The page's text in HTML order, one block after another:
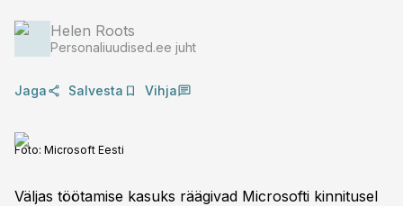
Helen Roots
Personaliuudised.ee juht
Jaga Salvesta Vihja
Foto: Microsoft Eesti
Väljas töötamise kasuks räägivad Microsofti kinnitusel